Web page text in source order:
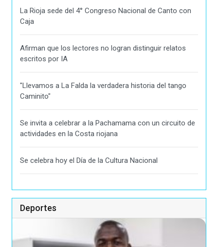
La Rioja sede del 4° Congreso Nacional de Canto con
Caja
Afirman que los lectores no logran distinguir relatos
escritos por IA
"Llevamos a La Falda la verdadera historia del tango
Caminito"
Se invita a celebrar a la Pachamama con un circuito de
actividades en la Costa riojana
Se celebra hoy el Día de la Cultura Nacional
Deportes